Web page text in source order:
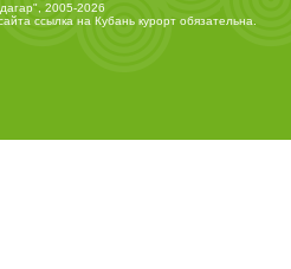
2005-2026
ссылка на Кубань курортобязательна.